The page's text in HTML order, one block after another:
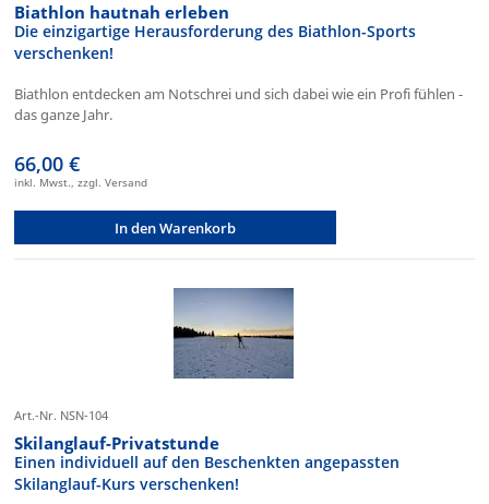
Biathlon hautnah erleben
Die einzigartige Herausforderung des Biathlon-Sports
verschenken!
Biathlon entdecken am Notschrei und sich dabei wie ein Profi fühlen -
das ganze Jahr.
66,00 €
inkl. Mwst., zzgl. Versand
In den Warenkorb
Art.-Nr. NSN-104
Skilanglauf-Privatstunde
Einen individuell auf den Beschenkten angepassten
Skilanglauf-Kurs verschenken!